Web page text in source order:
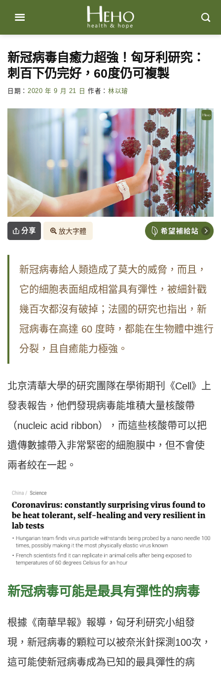
content
新冠病毒自癒力超強！匈牙利研究：
刺百下仍完好，60度仍可複製
日期： 2020 年 9 月 21 日 作者： 林以璿
分享 放大字體
新冠病毒給人類造成了莫大的威脅，而且，
它的細胞表面組成相當具有彈性，被細針戳
幾百次都沒有破掉；法國的研究也指出，新
冠病毒在高達 60 度時，都能在生物體中進行
分裂，且自癒能力極強。
北京清華大學的研究團隊在學術期刊《Cell》上
發表報告，他們發現病毒能堆積大量核酸帶
（nucleic acid ribbon），而這些核酸帶可以把
遺傳數據帶入非常緊密的細胞膜中，但不會使
兩者絞在一起。
新冠病毒可能是最具有彈性的病毒
根據《南華早報》報導，匈牙利研究小組發
現，新冠病毒的顆粒可以被奈米針探測100次，
這可能使新冠病毒成為已知的最具彈性的病